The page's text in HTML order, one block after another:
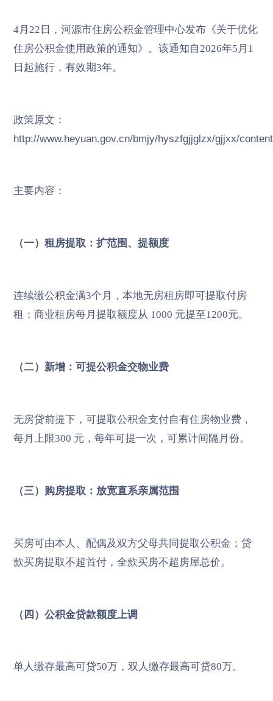
4月22日，河源市住房公积金管理中心发布《关于优化
住房公积金使用政策的通知》。该通知自2026年5月1
日起施行，有效期3年。
政策原文：
http://www.heyuan.gov.cn/bmjy/hyszfgjjglzx/gjjxx/
主要内容：
（一）租房提取：扩范围、提额度
连续缴公积金满3个月，本地无房租房即可提取付房
租；商业租房每月提取额度从 1000 元提至1200元。
（二）新增：可提公积金交物业费
无房贷前提下，可提取公积金支付自有住房物业费，
每月上限300 元，每年可提一次，可累计间隔月份。
（三）购房提取：放宽直系亲属范围
买房可由本人、配偶及双方父母共同提取公积金；贷
款买房提取不超首付，全款买房不超房屋总价。
（四）公积金贷款额度上调
单人缴存最高可贷50万，双人缴存最高可贷80万。